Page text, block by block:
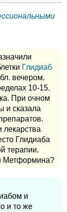
Глидиаб
вечером.
10-15.
При очном
и сказала
лекарства
Глидиаба
терапии.
Метформина?
и
и то же